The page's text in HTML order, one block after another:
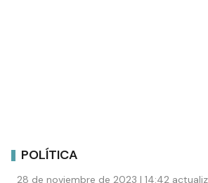
POLÍTICA
28 de noviembre de 2023 | 14:42